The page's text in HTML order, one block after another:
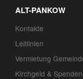
ALT-PANKOW
Kontakte
Leitlinien
Vermietung
Kirchgeld & Spenden